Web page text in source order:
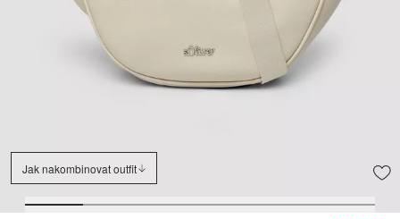
Jak nakombinovat outfit